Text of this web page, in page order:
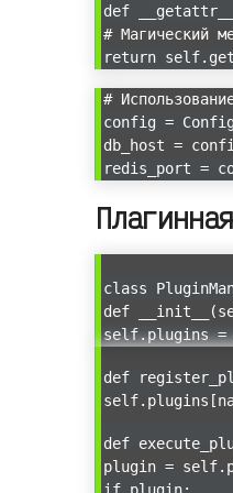
def
# Магический
return
#
config =
db_host =
redis_port =
class
def
self.plugins
def
def
plugin =